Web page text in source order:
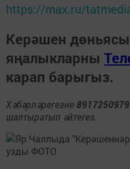
https://max.ru/
Керәшен
яңалыкларны
карап барыгыз.
Хәбәрләрегезне
шалтыратып әйтегез.